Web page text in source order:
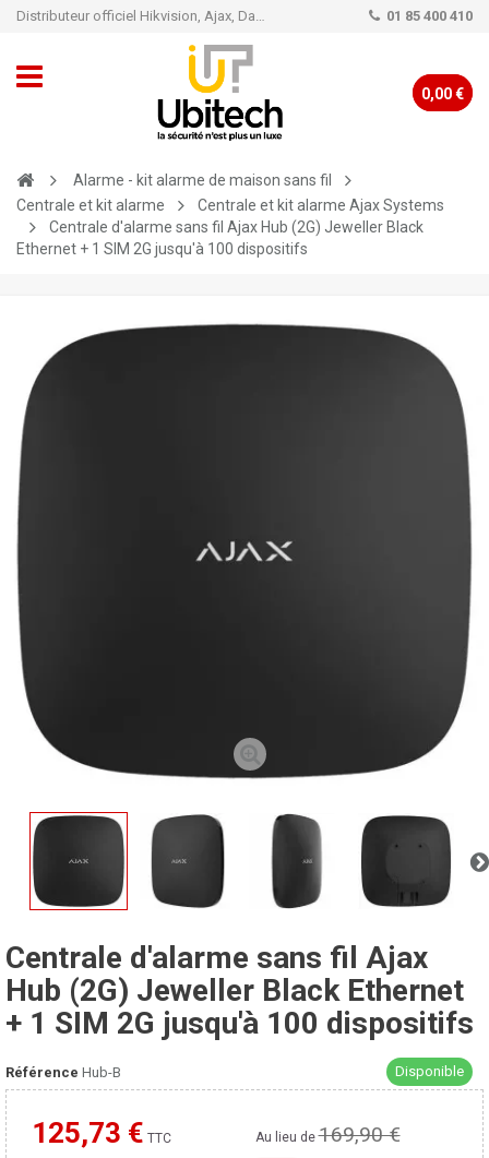
Distributeur officiel Hikvision, Ajax, Dahua, TP-Link - Caméra de vidéo surveillance - Alarme 01 85 400 410
0,00 €
Alarme - kit alarme de maison sans fil
Centrale et kit alarme
Centrale et kit alarme Ajax Systems
Centrale d'alarme sans fil Ajax Hub (2G) Jeweller Black
Ethernet + 1 SIM 2G jusqu'à 100 dispositifs
Centrale d'alarme sans fil Ajax
Hub (2G) Jeweller Black Ethernet
+ 1 SIM 2G jusqu'à 100 dispositifs
Référence Hub-B Disponible
125,73 € TTC
Moins cher ailleurs ? Au lieu de169,90 €